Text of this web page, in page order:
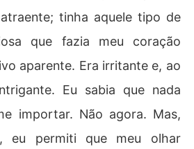
tinha aquele tipo de
que fazia meu coração
aparente. Era irritante e, ao
Eu sabia que nada
importar. Não agora. Mas,
eu permiti que meu olhar